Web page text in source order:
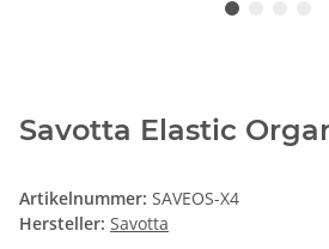
Savotta Elastic
Artikelnummer: SAVEOS-X4
Hersteller: Savotta